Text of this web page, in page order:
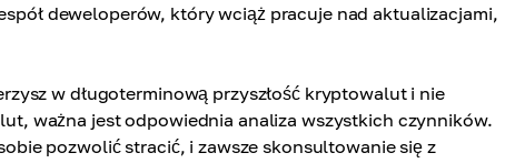
deweloperów, który wciąż pracuje nad aktualizacjami,
w długoterminową przyszłość kryptowalut i nie
ważna jest odpowiednia analiza wszystkich czynników.
pozwolić stracić, i zawsze skonsultowanie się z